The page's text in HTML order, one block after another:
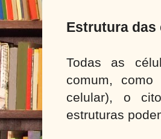
Estrutura das
Todas as
comum,
celular), o
estruturas